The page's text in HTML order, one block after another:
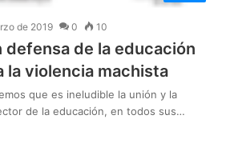
de 2019 0 10
defensa de la educación
la violencia machista
que es ineludible la unión y la
de la educación, en todos sus…